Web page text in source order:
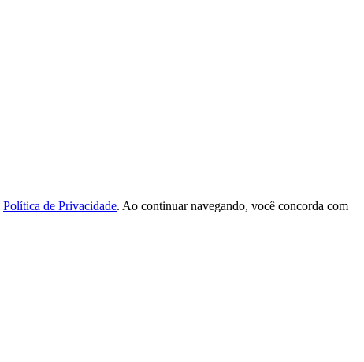
Política de Privacidade. Ao continuar navegando, você concorda com